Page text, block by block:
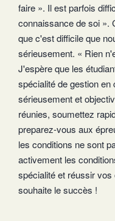
faire ». Il est parfois
connaissance de soi ».
que c'est difficile que
sérieusement. « Rien
J'espère que les
spécialité de gestion
sérieusement et
réunies, soumettez
preparez-vous aux
les conditions ne sont
activement les
spécialité et réussir
souhaite le succès !